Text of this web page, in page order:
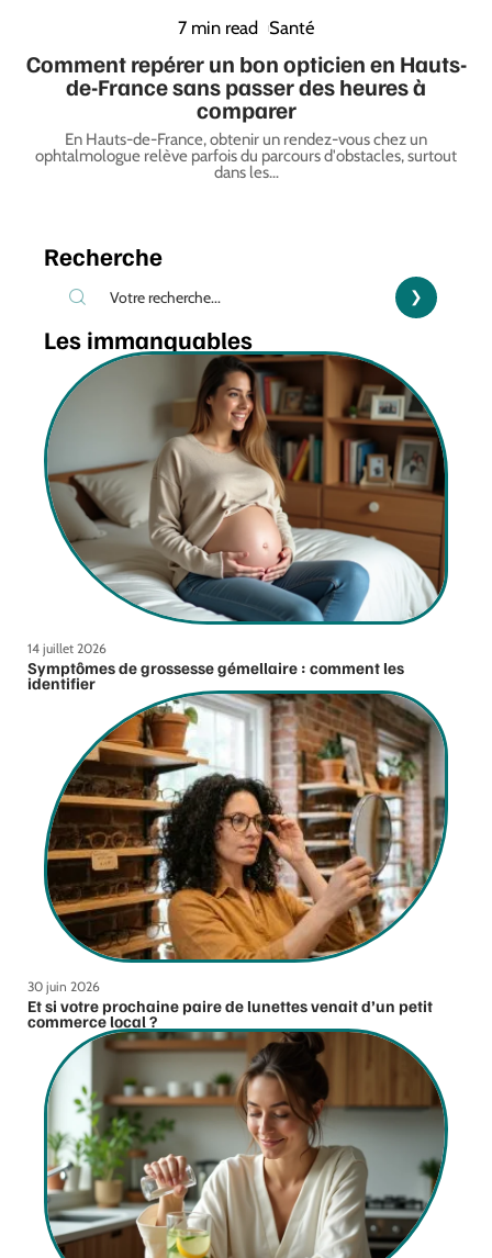
7 min read Santé
Comment repérer un bon opticien en Hauts-
de-France sans passer des heures à
comparer
En Hauts-de-France, obtenir un rendez-vous chez un
ophtalmologue relève parfois du parcours d'obstacles, surtout
dans les…
Recherche
Les immanquables
14 juillet 2026
Symptômes de grossesse gémellaire : comment les
identifier
30 juin 2026
Et si votre prochaine paire de lunettes venait d’un petit
commerce local ?